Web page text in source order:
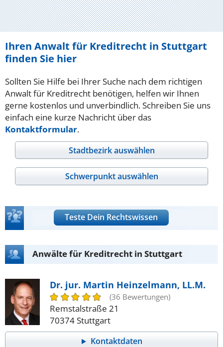
Ihren Anwalt für Kreditrecht in Stuttgart
finden Sie hier
Sollten Sie Hilfe bei Ihrer Suche nach dem richtigen
Anwalt für Kreditrecht benötigen, helfen wir Ihnen
gerne kostenlos und unverbindlich. Schreiben Sie uns
einfach eine kurze Nachricht über das
Kontaktformular.
Stadtbezirk auswählen
Schwerpunkt auswählen
Teste Dein Rechtswissen
Anwälte für Kreditrecht in Stuttgart
Dr. jur. Martin Heinzelmann, LL.M.
(36 Bewertungen)
Remstalstraße 21
70374 Stuttgart
Kontaktdaten